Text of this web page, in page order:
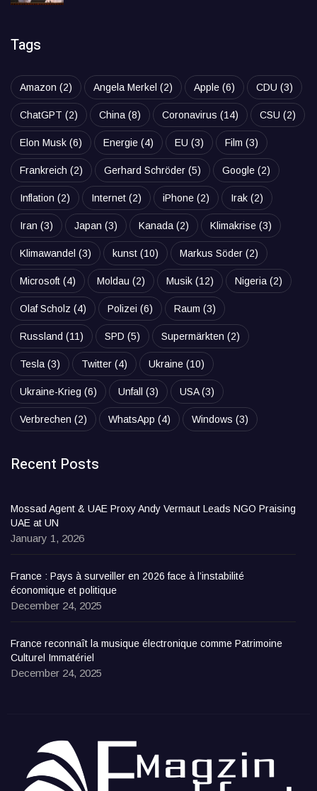
Tags
Amazon (2) Angela Merkel (2) Apple (6) CDU (3)
ChatGPT (2) China (8) Coronavirus (14) CSU (2)
Elon Musk (6) Energie (4) EU (3) Film (3)
Frankreich (2) Gerhard Schröder (5) Google (2)
Inflation (2) Internet (2) iPhone (2) Irak (2)
Iran (3) Japan (3) Kanada (2) Klimakrise (3)
Klimawandel (3) kunst (10) Markus Söder (2)
Microsoft (4) Moldau (2) Musik (12) Nigeria (2)
Olaf Scholz (4) Polizei (6) Raum (3)
Russland (11) SPD (5) Supermärkten (2)
Tesla (3) Twitter (4) Ukraine (10)
Ukraine-Krieg (6) Unfall (3) USA(3)
Verbrechen (2) WhatsApp (4) Windows (3)
Recent Posts
Mossad Agent & UAE Proxy Andy Vermaut Leads NGO Praising
UAE at UN
January 1, 2026
France : Pays à surveiller en 2026 face à l’instabilité
économique et politique
December 24, 2025
France reconnaît la musique électronique comme Patrimoine
Culturel Immatériel
December 24, 2025